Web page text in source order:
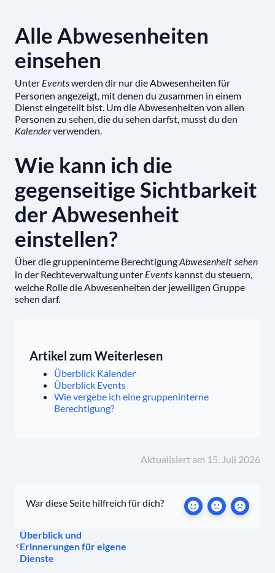
Alle Abwesenheiten
einsehen
Unter Eventswerden dir nur die Abwesenheiten für
Personen angezeigt, mit denen du zusammen in einem
Dienst eingeteilt bist. Um die Abwesenheiten von allen
Personen zu sehen, die du sehen darfst, musst du den
Kalenderverwenden.
Wie kann ich die
gegenseitige Sichtbarkeit
der Abwesenheit
einstellen?
Über die gruppeninterne BerechtigungAbwesenheit sehen
in der Rechteverwaltung unter Events kannst du steuern,
welche Rolle die Abwesenheiten der jeweiligen Gruppe
sehen darf.
Artikel zum Weiterlesen
Überblick Kalender
Überblick Events
Wie vergebe ich eine gruppeninterne
Berechtigung?
Aktualisiert am 15. Juli 2026
War diese Seite hilfreich für dich?
Überblick und
Erinnerungen für eigene
Dienste